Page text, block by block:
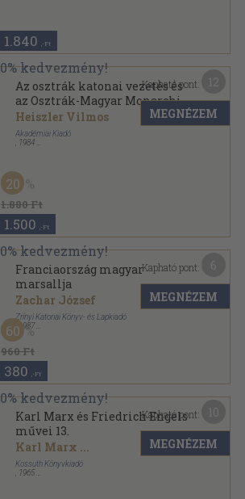
1.840 ,-Ft
Az osztrák katonai vezetés és
az Osztrák-Magyar Monarchia
külpolitikája 1867-1882 között
Heiszler Vilmos
Akadémiai Kiadó
1984
1.880 Ft
20
1.500 ,-Ft
Kapható pont:
MEGNÉZEM
Franciaország magyar
marsallja
Zachar József
Zrínyi Katonai Könyv- és Lapkiadó
, 1987
Ragasztott papírkötés
Korok és emberek sorozat
960 Ft
60
380 ,-Ft
Kapható pont:
MEGNÉZEM
Karl Marx és Friedrich Engels
művei 13.
Karl Marx ...
Kossuth Könyvkiadó
1965
Kapható pont:
MEGNÉZEM